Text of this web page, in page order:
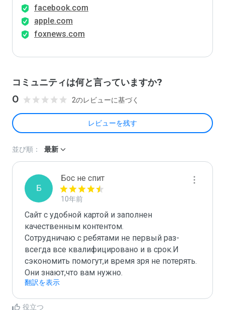
facebook.com
apple.com
foxnews.com
コミュニティは何と言っていますか?
0 2のレビューに基づく
レビューを残す
並び順： 最新
Б
Бос не спит
10年前
Сайт с удобной картой и заполнен
качественным контентом.
Сотрудничаю с ребятами не первый раз-
всегда все квалифицировано и в срок.И
сэкономить помогут,и время зря не потерять.
Они знают,что вам нужно.
翻訳を表示
役立つ